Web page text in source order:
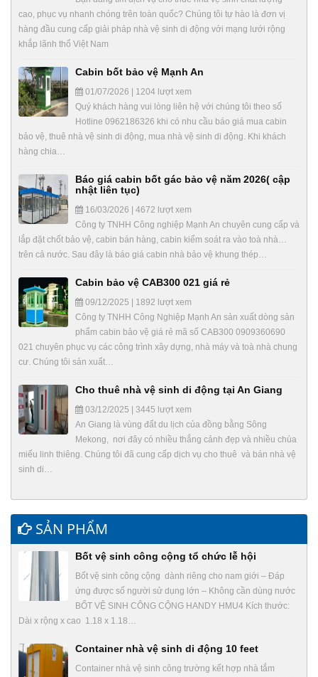
cao, phục vụ nhanh chóng trên toàn quốc? Chúng tôi tự hào là đơn vị
hàng đầu cung cấp giải pháp nhà vệ sinh di động với mạng lưới rộng
khắp lãnh thổ Việt Nam
Cabin bốt bảo vệ Mạnh An
01/07/2026 | 1204 lượt xem
Quý khách hàng vui lòng liên hệ với chúng tôi theo số
Hotline 0962186326 khi có nhu cầu báo giá mua cabin
bảo vệ, thuê nhà vệ sinh di động, mua nhà vệ sinh di động. Khi khách
hàng chia…
Báo giá cabin bốt gác bảo vệ năm 2026( cập
nhật liên tục)
16/03/2026 | 4672 lượt xem
Công ty TNHH Công nghiệp Mạnh An chuyên cung cấp và
lắp đặt chốt bảo vệ, cabin bán hàng, cabin kiểm soát ra vào toà nhà…
trên cả nước. Sau đây là báo giá cabin nhà bảo vệ khung thép…
Cabin bảo vệ CAB300 021 giá rẻ
09/12/2025 | 1892 lượt xem
Công ty TNHH Công Nghiệp Mạnh An sản xuất dòng sản
phẩm cabin bảo vệ giá rẻ mã số CAB300 0909360690
021 chuyên phục vụ các công trình xây dựng, nhà máy và toà nhà chung
cư. Chúng tôi sản xuất…
Cho thuê nhà vệ sinh di động tại An Giang
03/12/2025 | 3445 lượt xem
An Giang là vùng đất du lịch của đồng bằng Sông
Mekong, nơi đây có nhiều thắng cảnh đẹp và nhiều chùa
miếu linh thiêng. Chúng tôi đã cung cấp dịch vụ cho thuê và bán nhà vệ
sinh di…
SẢN PHẨM
Bốt vệ sinh công cộng tổ chức lễ hội
Bốt vệ sinh công cộng dành riêng cho nam giới – Đáp
ứng được số người sử dụng lớn – Không cần dùng nước
BỐT VỆ SINH CÔNG CỘNG HANDY HMU4 Kích thước:
Dài x rộng x cao 1.18 x 1.18…
Container nhà vệ sinh di động 10 feet
Container nhà vệ sinh công trường kết hợp nhà tắm